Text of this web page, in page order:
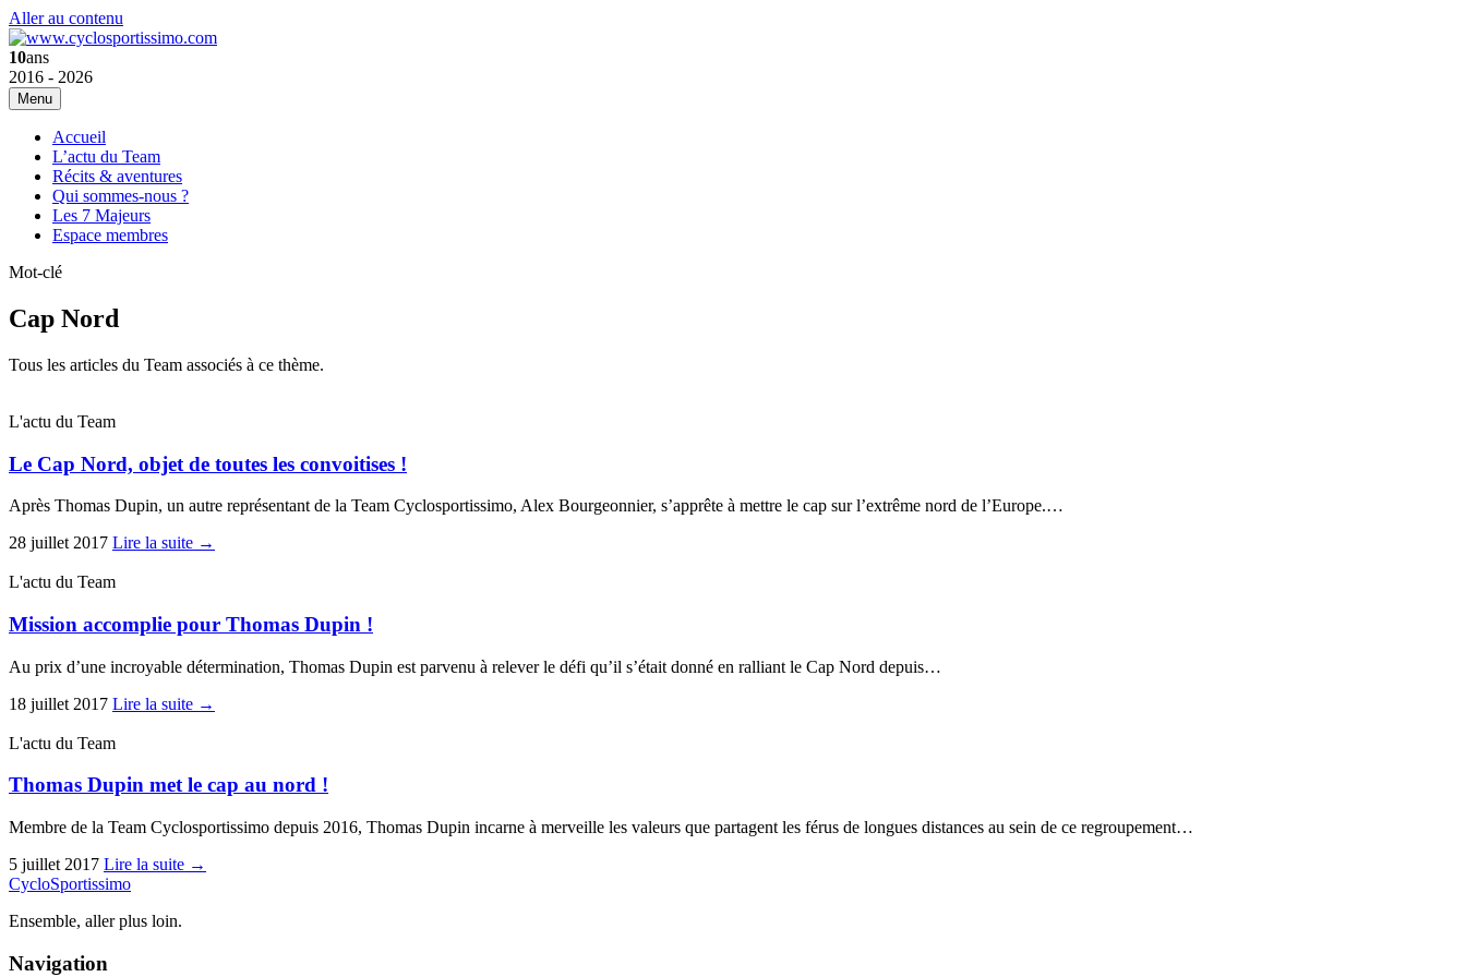
Aller au contenu
10ans
2016 - 2026
Menu
Accueil
L’actu du Team
Récits & aventures
Qui sommes-nous ?
Les 7 Majeurs
Espace membres
Mot-clé
Cap Nord
Tous les articles du Team associés à ce thème.
L'actu du Team
Le Cap Nord, objet de toutes les convoitises !
Après Thomas Dupin, un autre représentant de la Team Cyclosportissimo, Alex Bourgeonnier, s’apprête à mettre le cap sur l’extrême nord de l’Europe.…
28 juillet 2017 Lire la suite →
L'actu du Team
Mission accomplie pour Thomas Dupin !
Au prix d’une incroyable détermination, Thomas Dupin est parvenu à relever le défi qu’il s’était donné en ralliant le Cap Nord depuis…
18 juillet 2017 Lire la suite →
L'actu du Team
Thomas Dupin met le cap au nord !
Membre de la Team Cyclosportissimo depuis 2016, Thomas Dupin incarne à merveille les valeurs que partagent les férus de longues distances au sein de ce regroupement…
5 juillet 2017 Lire la suite →
CycloSportissimo
Ensemble, aller plus loin.
Navigation